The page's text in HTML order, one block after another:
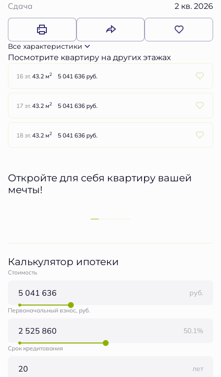
Сдача 2 кв. 2026
Все характеристики
Посмотрите квартиру на других этажах
16 эт. 43.2 м2 5 041 636 руб.
17 эт. 43.2 м2 5 041 636 руб.
18 эт. 43.2 м2 5 041 636 руб.
Откройте для себя квартиру вашей
мечты!
Калькулятор ипотеки
Стоимость
руб.
Первоначальный взнос, руб.
50.1%
Срок кредитования
лет